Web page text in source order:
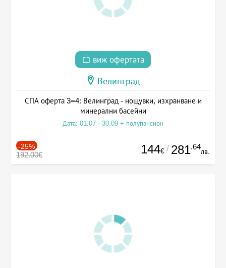
виж офертата
Велинград
СПА оферта 3=4: Велинград - нощувки, изхранване и
минерални басейни
Дата: 01.07 - 30.09 + полупансион
-25%
192.00€ 144€ / 281.64
лв.